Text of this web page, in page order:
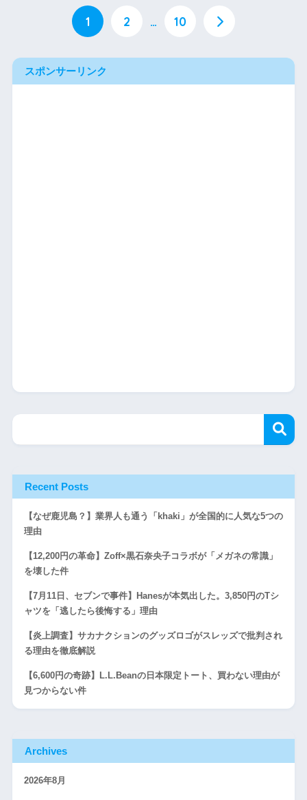
1 2 … 10
スポンサーリンク
Recent Posts
【なぜ鹿児島？】業界人も通う「khaki」が全国的に人気な5つの
理由
【12,200円の革命】Zoff×黒石奈央子コラボが「メガネの常識」
を壊した件
【7月11日、セブンで事件】Hanesが本気出した。3,850円のTシ
ャツを「逃したら後悔する」理由
【炎上調査】サカナクションのグッズロゴがスレッズで批判され
る理由を徹底解説
【6,600円の奇跡】L.L.Beanの日本限定トート、買わない理由が
見つからない件
Archives
2026年8月